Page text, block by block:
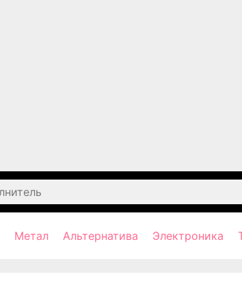
Метал Альтернатива Электроника